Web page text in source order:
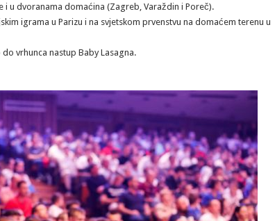
i u dvoranama domaćina (Zagreb, Varaždin i Poreč).
igrama u Parizu i na svjetskom prvenstvu na domaćem terenu u
vrhunca nastup Baby Lasagna.